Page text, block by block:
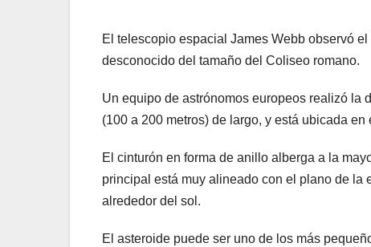
El telescopio espacial James Webb observó
desconocido del tamaño del Coliseo romano.
Un equipo de astrónomos europeos realizó la
(100 a 200 metros) de largo, y está ubicada
El cinturón en forma de anillo alberga a la
principal está muy alineado con el plano de la
alrededor del sol.
El asteroide puede ser uno de los más